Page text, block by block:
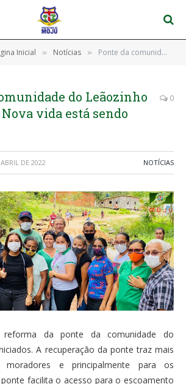
Inicial » Notícias » Ponte da comunidade do Leãozinho no Distrito Nova vida está sendo reformada.
do Leãozinho
vida está sendo
0
DE 2022 NOTÍCIAS
da ponte da comunidade do
A recuperação da ponte traz mais
moradores e principalmente para os
facilita o acesso para o escoamento